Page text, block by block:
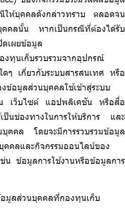
ให้บุคคลดังกล่าวทราบ ตลอดจน
คคลนั้น หากเป็นกรณีที่ต้องได้รับ
ดเผยข้อมูล
ทุนเก็บรวบรวมจากอุปกรณ์
ๆ เกี่ยวกับระบบสารสนเทศ หรือ
ข้อมูลส่วนบุคคลใช้เข้าสู่ระบบ
น เว็บไซต์ แอปพลิเคชัน หรือสื่อ
ป็นช่องทางในการให้บริการ และ
บุคคล โดยจะมีการรวบรวมข้อมูล
คคลและกิจกรรมออนไลน์ของ
น ข้อมูลการใช้งานหรือข้อมูลการ
อมูลส่วนบุคคลที่กองทุนเก็บ